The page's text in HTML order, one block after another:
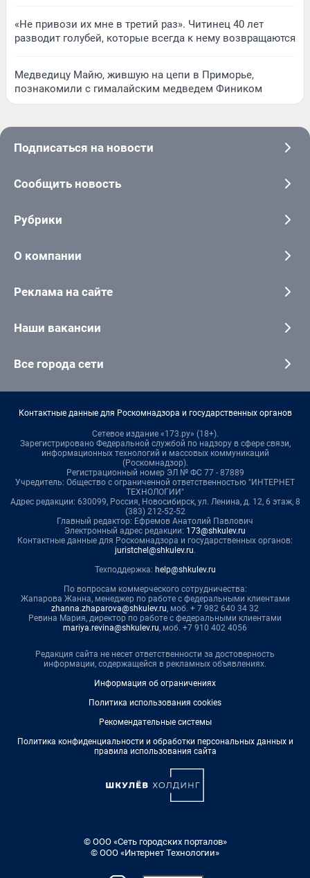
«Не привози их мне в третий раз». Читинец 40 лет
разводит голубей, которые всегда к нему возвращаются
Медведицу Майю, жившую на цепи в Приморье,
познакомили с гималайским медведем Фиником
Подписаться на новости
Сообщить новость
Рубрики
О компании
Реклама на сайте
Наши вакансии
Все города сети
Контактные данные для Роскомнадзора и государственных органов
Сетевое издание «173.ру» (18+).
Зарегистрировано Федеральной службой по надзору в сфере связи,
информационных технологий и массовых коммуникаций
(Роскомнадзор).
Регистрационный номер ЭЛ № ФС 77 - 87889
Учредитель: Общество с ограниченной ответственностью "ИНТЕРНЕТ
ТЕХНОЛОГИИ"
Адрес редакции: 630099, Россия, Новосибирск, ул. Ленина, д. 12, 6 этаж, 8
(383) 212-52-52
Главный редактор: Ефремов Анатолий Павлович
Электронный адрес редакции: 173@shkulev.ru
Контактные данные для Роскомнадзора и государственных органов:
juristchel@shkulev.ru.
Техподдержка: help@shkulev.ru
По вопросам коммерческого сотрудничества:
Жапарова Жанна, менеджер по работе с федеральными клиентами
zhanna.zhaparova@shkulev.ru, моб. + 7 982 640 34 32
Ревина Мария, директор по работе с федеральными клиентами
mariya.revina@shkulev.ru, моб. +7 910 402 4056
Редакция сайта не несет ответственности за достоверность
информации, содержащейся в рекламных объявлениях.
Информация об ограничениях
Политика использования cookies
Рекомендательные системы
Политика конфиденциальности и обработки персональных данных и
правила использования сайта
© ООО «Сеть городских порталов»
© ООО «Интернет Технологии»